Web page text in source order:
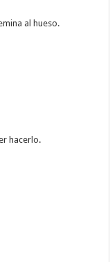
al hueso.
hacerlo.